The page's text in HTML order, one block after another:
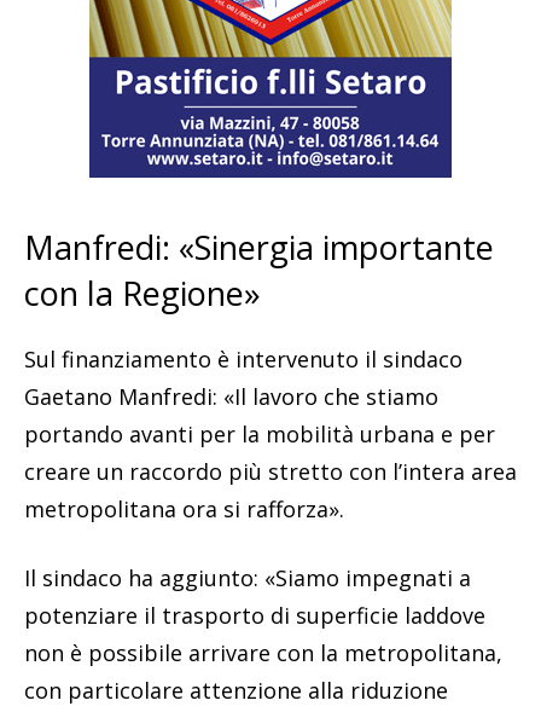
Manfredi: «Sinergia importante
con la Regione»
Sul finanziamento è intervenuto il sindaco
Gaetano Manfredi: «Il lavoro che stiamo
portando avanti per la mobilità urbana e per
creare un raccordo più stretto con l’intera area
metropolitana ora si rafforza».
Il sindaco ha aggiunto: «Siamo impegnati a
potenziare il trasporto di superficie laddove
non è possibile arrivare con la metropolitana,
con particolare attenzione alla riduzione